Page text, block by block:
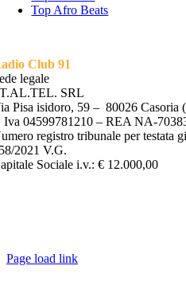
Top Afro Beats
Club 91
legale
SRL
Pisa isidoro, 59 – 80026 Casoria
Iva 04599781210 – REA NA-
registro tribunale per testata
2021 V.G.
Sociale i.v.: € 12.000,00
Page load link